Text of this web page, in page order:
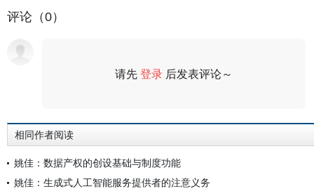
评论（0）
请先登录 后发表评论～
相同作者阅读
姚佳：数据产权的创设基础与制度功能
姚佳：生成式人工智能服务提供者的注意义务